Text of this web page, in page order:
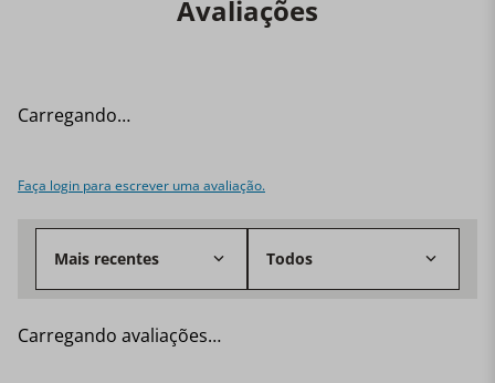
Avaliações
Carregando…
Faça login para escrever uma avaliação.
Mais recentes Todos
Carregando avaliações…